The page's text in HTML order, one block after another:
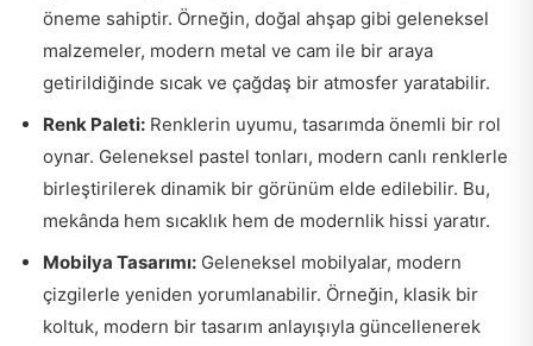
öneme sahiptir. Örneğin, doğal ahşap gibi geleneksel
malzemeler, modern metal ve cam ile bir araya
getirildiğinde sıcak ve çağdaş bir atmosfer yaratabilir.
Renk Paleti: Renklerin uyumu, tasarımda önemli bir rol
oynar. Geleneksel pastel tonları, modern canlı renklerle
birleştirilerek dinamik bir görünüm elde edilebilir. Bu,
mekânda hem sıcaklık hem de modernlik hissi yaratır.
Mobilya Tasarımı: Geleneksel mobilyalar, modern
çizgilerle yeniden yorumlanabilir. Örneğin, klasik bir
koltuk, modern bir tasarım anlayışıyla güncellenerek